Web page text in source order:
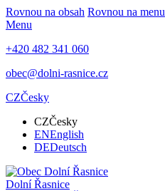
Rovnou na obsah Rovnou na menu
Menu
+420 482 341 060
obec@dolni-rasnice.cz
CZČesky
CZČesky
ENEnglish
DEDeutsch
Dolní Řasnice